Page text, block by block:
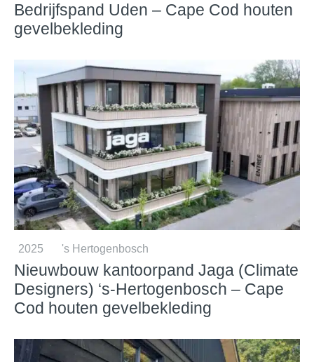
Bedrijfspand Uden – Cape Cod houten
gevelbekleding
2025 's Hertogenbosch
Nieuwbouw kantoorpand Jaga (Climate
Designers) ‘s-Hertogenbosch – Cape
Cod houten gevelbekleding